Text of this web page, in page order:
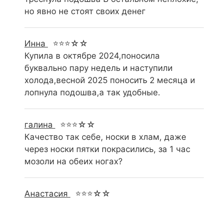
но явно не стоят своих денег
Инна
⭐⭐⭐☆☆
Купила в октябре 2024,поносила
буквально пару недель и наступили
холода,весной 2025 поносить 2 месяца и
лопнула подошва,а так удобные.
галина
⭐⭐⭐☆☆
Качество так себе, носки в хлам, даже
через носки пятки покрасились, за 1 час
мозоли на обеих ногах?
Анастасия
⭐⭐⭐☆☆